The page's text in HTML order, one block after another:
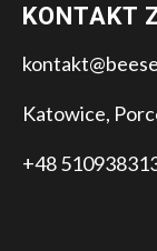
KONTAKT
Katowice,
+48